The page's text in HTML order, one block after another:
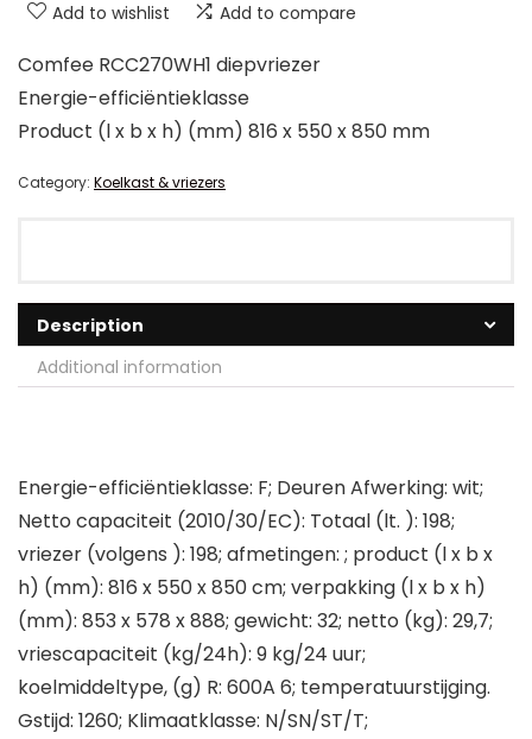
Add to wishlist Add to compare
Comfee RCC270WH1 diepvriezer
Energie-efficiëntieklasse
Product (l x b x h) (mm) 816 x 550 x 850 mm
Category: Koelkast & vriezers
Description
Additional information
Energie-efficiëntieklasse: F; Deuren Afwerking: wit;
Netto capaciteit (2010/30/EC): Totaal (lt. ): 198;
vriezer (volgens ): 198; afmetingen: ; product (l x b x
h) (mm): 816 x 550 x 850 cm; verpakking (l x b x h)
(mm): 853 x 578 x 888; gewicht: 32; netto (kg): 29,7;
vriescapaciteit (kg/24h): 9 kg/24 uur;
koelmiddeltype, (g) R: 600A 6; temperatuurstijging.
Gstijd: 1260; Klimaatklasse: N/SN/ST/T;